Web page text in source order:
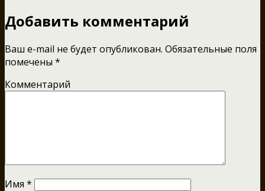
Добавить комментарий
Ваш e-mail не будет опубликован. Обязательные поля
помечены *
Комментарий
Имя *